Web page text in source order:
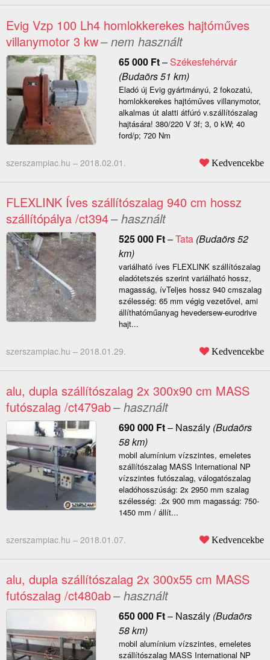
Evig Vzp 100 Lh4 homlokkerekes hajtóműves
villanymotor 3 kw– nem használt
65 000 Ft–Székesfehérvár
(Budaörs 51 km)
Eladó új Evig gyártmányú, 2 fokozatú,
homlokkerekes hajtóműves villanymotor,
alkalmas út alatti átfúró v.szállítószalag
hajtására! 380/220 V 3f; 3, 0 kW; 40
ford/p; 720 Nm
szerszampiac.hu – 2018.02.01. Kedvencekbe
FLEXLINK Íves szállítószalag 940 cm hossz
szállítópálya /ct394– használt
525 000 Ft–Tata(Budaörs 52
km)
variálható íves FLEXLINK szállítószalag
eladótetszés szerint variálható hossz,
magasság, ívTeljes hossz 940 cmszalag
szélesség: 65 mm végig vezetővel, ami
állíthatóműanyag hevedersew-eurodrive
hajt...
szerszampiac.hu – 2018.01.29. Kedvencekbe
alu, dupla szállítószalag 2x 300x90 cm MASS
futószalag /ct479ab– használt
690 000 Ft– Naszály(Budaörs
58 km)
mobil alumínium vízszintes, emeletes
szállítószalag MASS International NP
vízszintes futószalag, válogatószalag
eladóhosszúság: 2x 2950 mm szalag
szélesség: .2x 900 mm magasság: 750-
1450 mm / állít...
szerszampiac.hu – 2018.01.07. Kedvencekbe
alu, dupla szállítószalag 2x 300x55 cm MASS
futószalag /ct480ab– használt
650 000 Ft– Naszály(Budaörs
58 km)
mobil alumínium vízszintes, emeletes
szállítószalag MASS International NP